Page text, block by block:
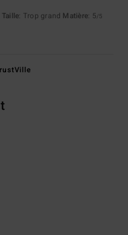
Taille: Trop grand Matière: 5/5